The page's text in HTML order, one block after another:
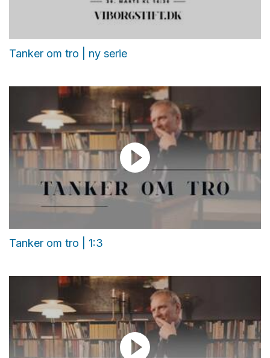
Tanker om tro | ny serie
Tanker om tro | 1:3